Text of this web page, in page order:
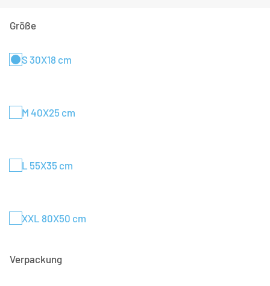
Größe
S 30X18 cm
M 40X25 cm
L 55X35 cm
XXL 80X50 cm
Verpackung